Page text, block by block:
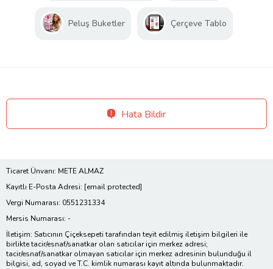
Peluş Buketler Çerçeve Tablo
Hata Bildir
Ticaret Ünvanı: METE ALMAZ
Kayıtlı E-Posta Adresi: [email protected]
Vergi Numarası: 0551231334
Mersis Numarası: -
İletişim: Satıcının Çiçeksepeti tarafından teyit edilmiş iletişim bilgileri ile
birlikte tacir/esnaf/sanatkar olan satıcılar için merkez adresi;
tacir/esnaf/sanatkar olmayan satıcılar için merkez adresinin bulunduğu il
bilgisi, ad, soyad ve T.C. kimlik numarası kayıt altında bulunmaktadır.